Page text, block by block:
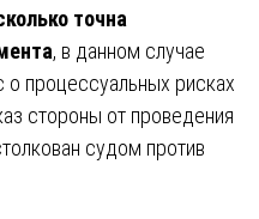
точна
, в данном случае
процессуальных рисках
стороны от проведения
судом против